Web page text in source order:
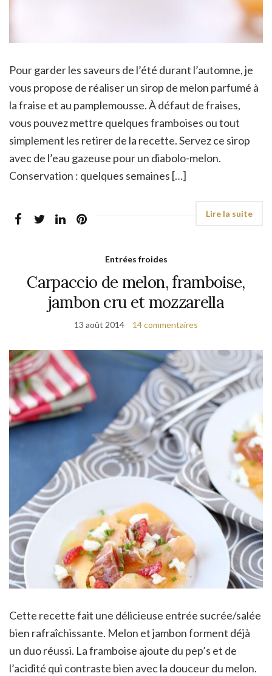
Pour garder les saveurs de l’été durant l’automne, je
vous propose de réaliser un sirop de melon parfumé à
la fraise et au pamplemousse. À défaut de fraises,
vous pouvez mettre quelques framboises ou tout
simplement les retirer de la recette. Servez ce sirop
avec de l’eau gazeuse pour un diabolo-melon.
Conservation : quelques semaines […]
Entrées froides
Carpaccio de melon, framboise,
jambon cru et mozzarella
13 août 2014 14 commentaires
Cette recette fait une délicieuse entrée sucrée/salée
bien rafraîchissante. Melon et jambon forment déjà
un duo réussi. La framboise ajoute du pep’s et de
l’acidité qui contraste bien avec la douceur du melon.